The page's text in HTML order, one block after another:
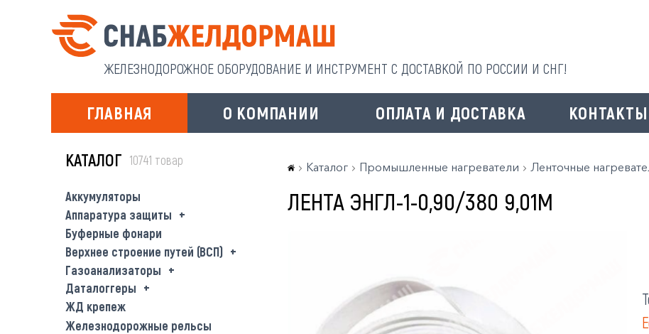
ЖЕЛЕЗНОДОРОЖНОЕ ОБОРУДОВАНИЕ И ИНСТРУМЕНТ С ДОСТАВКОЙ ПО РОССИИ И СНГ!
ГЛАВНАЯ О КОМПАНИИ ОПЛАТА И ДОСТАВКА КОНТАКТЫ
КАТАЛОГ 10741 товар
Аккумуляторы
Аппаратура защиты
Буферные фонари
Верхнее строение путей (ВСП)
Газоанализаторы
Даталоггеры
ЖД крепеж
Железнодорожные рельсы
Каталог Промышленные нагреватели Ленточные
ЛЕНТА ЭНГЛ-1-0,90/380 9,01М